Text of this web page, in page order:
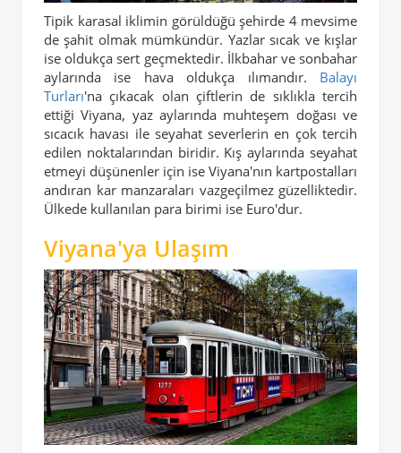
Tipik karasal iklimin görüldüğü şehirde 4 mevsime
de şahit olmak mümkündür. Yazlar sıcak ve kışlar
ise oldukça sert geçmektedir. İlkbahar ve sonbahar
aylarında ise hava oldukça ılımandır. Balayı
Turları'na çıkacak olan çiftlerin de sıklıkla tercih
ettiği Viyana, yaz aylarında muhteşem doğası ve
sıcacık havası ile seyahat severlerin en çok tercih
edilen noktalarından biridir. Kış aylarında seyahat
etmeyi düşünenler için ise Viyana'nın kartpostalları
andıran kar manzaraları vazgeçilmez güzelliktedir.
Ülkede kullanılan para birimi ise Euro'dur.
Viyana'ya Ulaşım